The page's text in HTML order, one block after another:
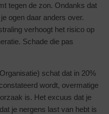
tegen de zon. Ondanks dat
ogen daar anders over.
verhoogt het risico op
Schade die pas
schat dat in 20%
wordt, overmatige
is. Het excuus dat je
je nergens last van hebt is